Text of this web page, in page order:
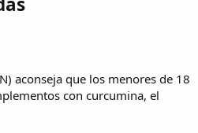
aconseja que los menores de 18
con curcumina, el